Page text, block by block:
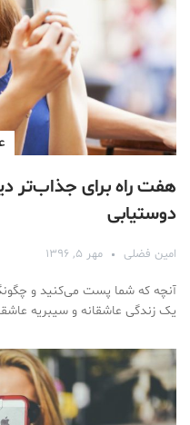
هفت راه برای جذاب‌تر
دوستیابی
امین فضلی مهر ۵, ۱۳۹۶
آنچه که شما پست می‌کنید و
یک زندگی عاشقانه و سیبریه